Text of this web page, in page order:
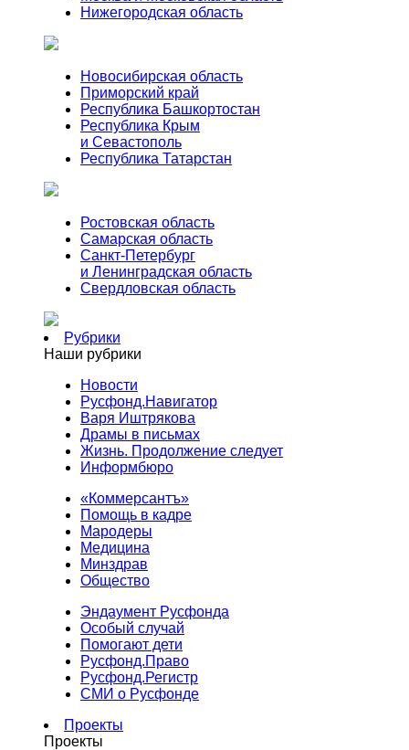
Нижегородская область
Новосибирская область
Приморский край
Республика Башкортостан
Республика Крым
и Севастополь
Республика Татарстан
Ростовская область
Самарская область
Санкт-Петербург
и Ленинградская область
Свердловская область
Рубрики
Наши рубрики
Новости
Русфонд.Навигатор
Варя Иштрякова
Драмы в письмах
Жизнь. Продолжение следует
Информбюро
«Коммерсантъ»
Помощь в кадре
Мародеры
Медицина
Минздрав
Общество
Эндаумент Русфонда
Особый случай
Помогают дети
Русфонд.Право
Русфонд.Регистр
СМИ о Русфонде
Проекты
Проекты